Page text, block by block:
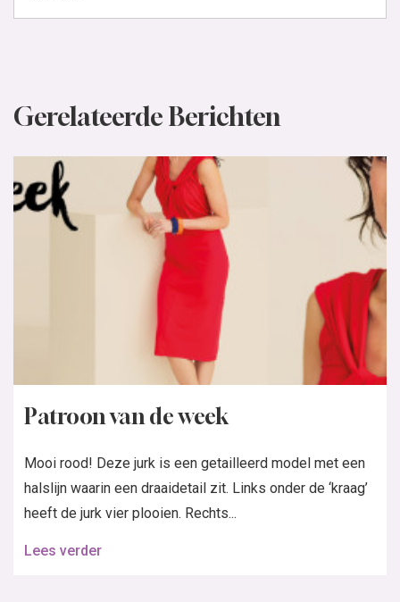
Gerelateerde Berichten
Patroon van de week
Mooi rood! Deze jurk is een getailleerd model met een
halslijn waarin een draaidetail zit. Links onder de ‘kraag’
heeft de jurk vier plooien. Rechts...
Lees verder